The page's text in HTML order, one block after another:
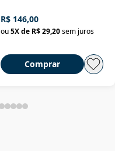
R$ 146,00
ou 5X de R$ 29,20 sem juros
Comprar